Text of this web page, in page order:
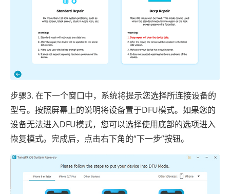
步骤3. 在下一个窗口中，系统将提示您选择所连接设备的
型号。按照屏幕上的说明将设备置于DFU模式。如果您的
设备无法进入DFU模式，您可以选择使用底部的选项进入
恢复模式。完成后，点击右下角的“下一步”按钮。